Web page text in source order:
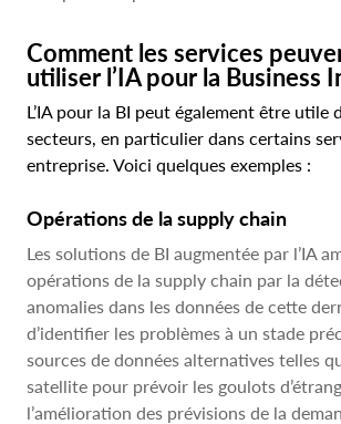
Comment les services
utiliser l’IA pour la Business
L’IA pour la BI peut également être utile
secteurs, en particulier dans certains
entreprise. Voici quelques exemples :
Opérations de la supply chain
Les solutions de BI augmentée par l’IA
opérations de la supply chain par la
anomalies dans les données de cette
d’identifier les problèmes à un stade
sources de données alternatives telles
satellite pour prévoir les goulots
l’amélioration des prévisions de la